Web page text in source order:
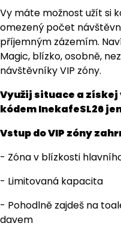
Vy máte možnost užít si
omezený počet
příjemným zázemím.
Magic, blízko, osobně,
návštěvníky VIP zóny.
Využij situace a získej
kódem InekafeSL26
Vstup do VIP zóny
- Zóna v blízkosti
- Limitovaná kapacita
- Pohodlně zajdeš na
davem